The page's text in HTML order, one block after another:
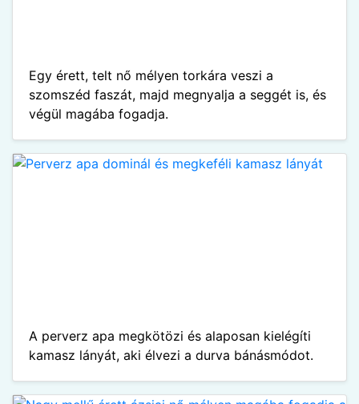
Egy érett, telt nő mélyen torkára veszi a
szomszéd faszát, majd megnyalja a seggét is, és
végül magába fogadja.
A perverz apa megkötözi és alaposan kielégíti
kamasz lányát, aki élvezi a durva bánásmódot.